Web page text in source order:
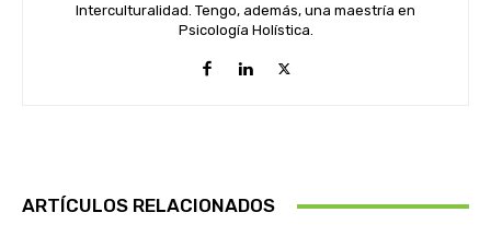
Interculturalidad. Tengo, además, una maestría en
Psicología Holística.
ARTÍCULOS RELACIONADOS